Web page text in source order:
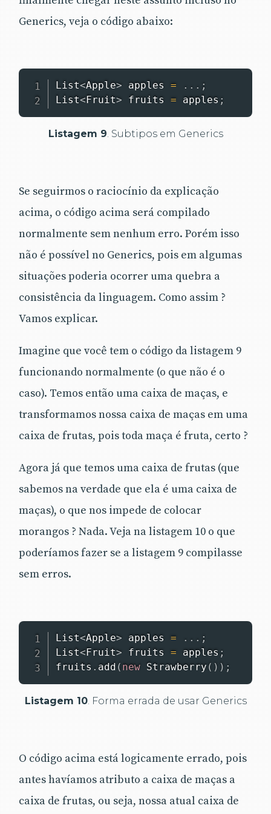
Generics, veja o código abaixo:
List<Apple> apples = . . . ;
List<Fruit> fruits = apples ;
Listagem 9. Subtipos em Generics
Se seguirmos o raciocínio da explicação
acima, o código acima será compilado
normalmente sem nenhum erro. Porém isso
não é possível no Generics, pois em algumas
situações poderia ocorrer uma quebra a
consistência da linguagem. Como assim ?
Vamos explicar.
Imagine que você tem o código da listagem 9
funcionando normalmente (o que não é o
caso). Temos então uma caixa de maças, e
transformamos nossa caixa de maças em uma
caixa de frutas, pois toda maça é fruta, certo ?
Agora já que temos uma caixa de frutas (que
sabemos na verdade que ela é uma caixa de
maças), o que nos impede de colocar
morangos ? Nada. Veja na listagem 10 o que
poderíamos fazer se a listagem 9 compilasse
sem erros.
List<Apple> apples = . . . ;
List<Fruit> fruits = apples ;
fruits . add ( new Strawberry ( ) ) ;
Listagem 10. Forma errada de usar Generics
O código acima está logicamente errado, pois
antes havíamos atributo a caixa de maças a
caixa de frutas, ou seja, nossa atual caixa de